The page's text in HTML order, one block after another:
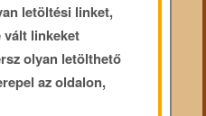
letöltési linket,
vált linkeket
olyan letölthető
az oldalon,